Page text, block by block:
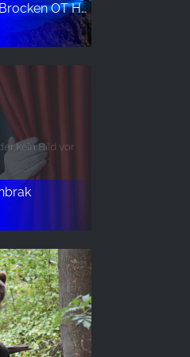
13.08.2026 Oberharz am Brocken OT Höhlenort Rübeland